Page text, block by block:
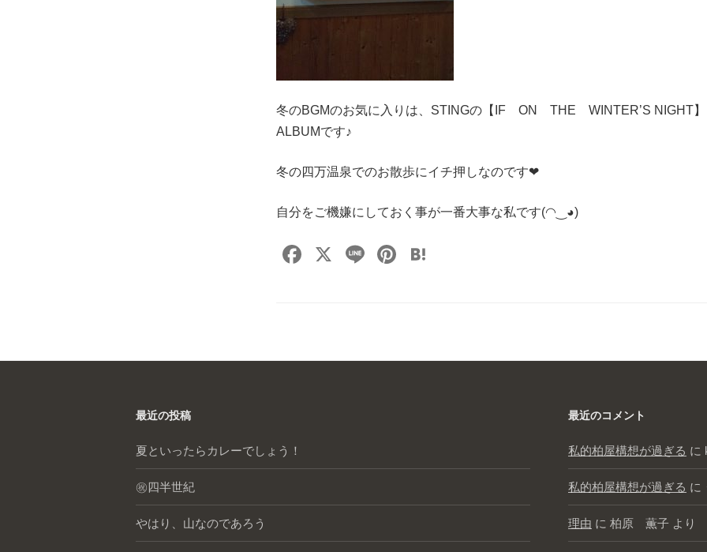
冬のBGMのお気に入りは、STINGの【IF ON THE WINTER’S NIGHT
ALBUMです♪
冬の四万温泉でのお散歩にイチ押しなのです❤
自分をご機嫌にしておく事が一番大事な私です(⁠◠⁠‿⁠◕⁠)
F
b
X
Li
Pi
st a
最近の投稿
夏といったらカレーでしょう！
㊗️四半世紀
やはり、山なのであろう
最近のコメント
私的柏屋構想が過ぎる に
私的柏屋構想が過ぎる に
理由 に 柏原 薫子 より